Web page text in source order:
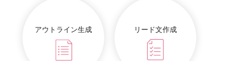
アウトライン生成 リード文作成